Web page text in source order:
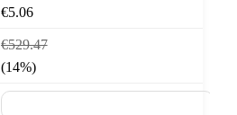
€5.06
€529.47
(14%)